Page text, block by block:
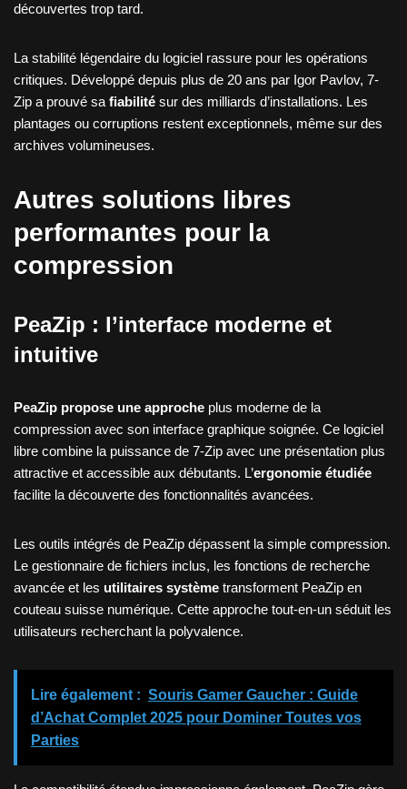
découvertes trop tard.
La stabilité légendaire du logiciel rassure pour les opérations
critiques. Développé depuis plus de 20 ans par Igor Pavlov, 7-
Zip a prouvé sa fiabilité sur des milliards d’installations. Les
plantages ou corruptions restent exceptionnels, même sur des
archives volumineuses.
Autres solutions libres
performantes pour la
compression
PeaZip : l’interface moderne et
intuitive
PeaZip propose une approche plus moderne de la
compression avec son interface graphique soignée. Ce logiciel
libre combine la puissance de 7-Zip avec une présentation plus
attractive et accessible aux débutants. L’ergonomie étudiée
facilite la découverte des fonctionnalités avancées.
Les outils intégrés de PeaZip dépassent la simple compression.
Le gestionnaire de fichiers inclus, les fonctions de recherche
avancée et les utilitaires système transforment PeaZip en
couteau suisse numérique. Cette approche tout-en-un séduit les
utilisateurs recherchant la polyvalence.
Lire également : Souris Gamer Gaucher : Guide
d’Achat Complet 2025 pour Dominer Toutes vos
Parties